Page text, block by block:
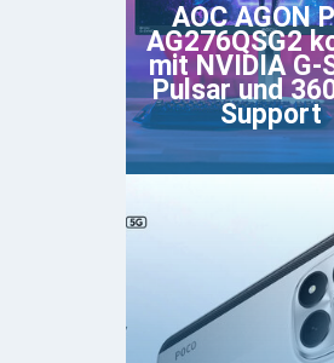
AOC AGON
AG276QSG2
mit NVIDIA G-
Pulsar und
Support